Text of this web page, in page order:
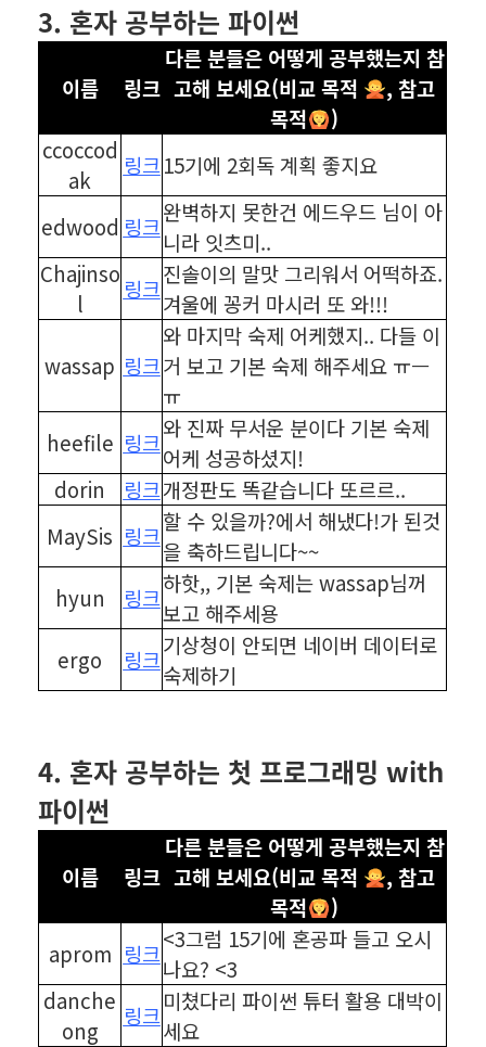
3. 혼자 공부하는 파이썬
이름 링크
다른 분들은 어떻게 공부했는지 참
고해 보세요(비교 목적
, 참고
목적
)
ccoccod
ak
링크15기에 2회독 계획 좋지요
edwood 링크
완벽하지 못한건 에드우드 님이 아
니라 잇츠미..
Chajinso
l
링크
진솔이의 말맛 그리워서 어떡하죠.
겨울에 꽁커 마시러 또 와!!!
wassap 링크
와 마지막 숙제 어케했지.. 다들 이
거 보고 기본 숙제 해주세요 ㅠㅡ
ㅠ
heefile 링크
와 진짜 무서운 분이다 기본 숙제
어케 성공하셨지!
dorin
링크개정판도 똑같습니다 또르르..
MaySis 링크
할 수 있을까?에서 해냈다!가 된것
을 축하드립니다~~
hyun
링크
하핫,, 기본 숙제는 wassap님꺼
보고 해주세용
ergo
링크
기상청이 안되면 네이버 데이터로
숙제하기
4. 혼자 공부하는 첫 프로그래밍 with
파이썬
이름 링크
다른 분들은 어떻게 공부했는지 참
고해 보세요(비교 목적
, 참고
목적
)
aprom 링크
<3그럼 15기에 혼공파 들고 오시
나요? <3
danche
ong
링크
미쳤다리 파이썬 튜터 활용 대박이
세요